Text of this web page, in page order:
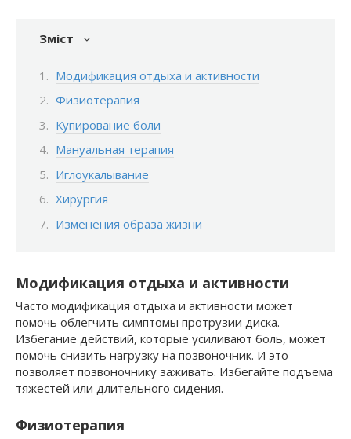
Зміст
Модификация отдыха и активности
Физиотерапия
Купирование боли
Мануальная терапия
Иглоукалывание
Хирургия
Изменения образа жизни
Модификация отдыха и активности
Часто модификация отдыха и активности может
помочь облегчить симптомы протрузии диска.
Избегание действий, которые усиливают боль, может
помочь снизить нагрузку на позвоночник. И это
позволяет позвоночнику заживать. Избегайте подъема
тяжестей или длительного сидения.
Физиотерапия